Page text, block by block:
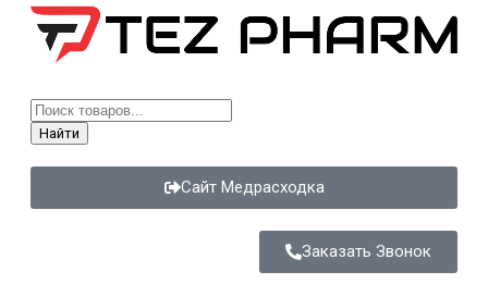
Найти
Сайт Медрасходка
Заказать Звонок